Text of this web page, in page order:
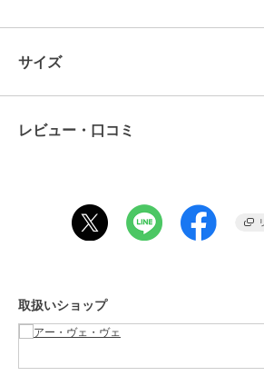
■コーディネート
コンパクトニットできれいめに。Tシャツでデ
着用シーズン
透け感：なし
サイズ
レビュー・口コミ
取扱いショップ